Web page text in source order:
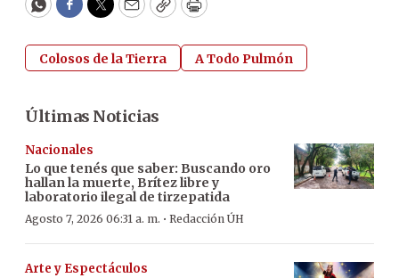
WhatsApp
Facebook
Twitter
EmailCopyPrint
Colosos de la Tierra A Todo Pulmón
Últimas Noticias
Nacionales
Lo que tenés que saber: Buscando oro
hallan la muerte, Brítez libre y
laboratorio ilegal de tirzepatida
Agosto 7, 2026 06:31 a. m. · Redacción ÚH
Arte y Espectáculos